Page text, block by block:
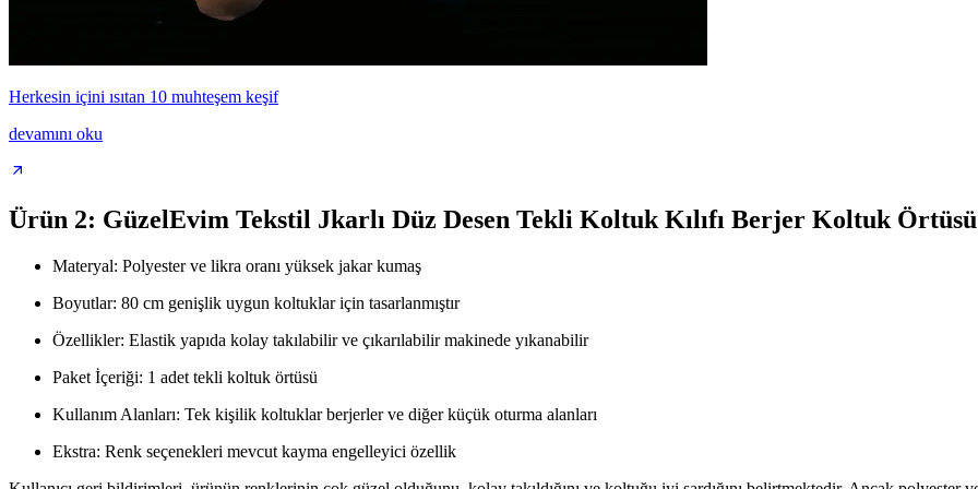
Herkesin içini ısıtan 10 muhteşem keşif
devamını oku
Ürün 2: GüzelEvim Tekstil Jkarlı Düz Desen Tekli Koltuk Kılıfı Berjer Koltuk Örtüsü
Materyal: Polyester ve likra oranı yüksek jakar kumaş
Boyutlar: 80 cm genişlik uygun koltuklar için tasarlanmıştır
Özellikler: Elastik yapıda kolay takılabilir ve çıkarılabilir makinede yıkanabilir
Paket İçeriği: 1 adet tekli koltuk örtüsü
Kullanım Alanları: Tek kişilik koltuklar berjerler ve diğer küçük oturma alanları
Ekstra: Renk seçenekleri mevcut kayma engelleyici özellik